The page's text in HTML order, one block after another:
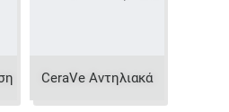
CeraVe Αντηλιακά